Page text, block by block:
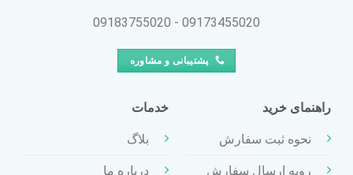
09173455020 - 09183755020
پشتیبانی و مشاوره
راهنمای خرید
نحوه ثبت سفارش
رویه ارسال سفارش
خدمات
بلاگ
درباره ما